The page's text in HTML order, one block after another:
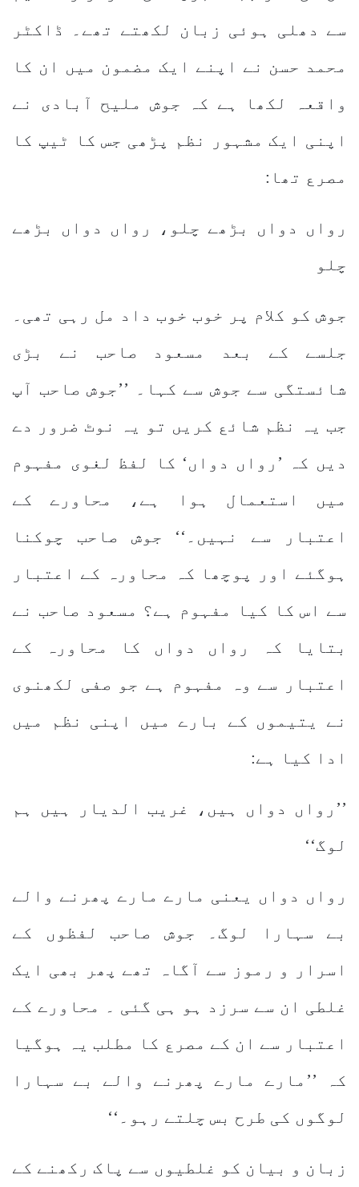
سے دھلی ہوئی زبان لکھتے تھے۔ ڈاکٹر
محمد حسن نے اپنے ایک مضمون میں ان کا
واقعہ لکھا ہے کہ جوش ملیح آبادی نے
اپنی ایک مشہور نظم پڑھی جس کا ٹیپ کا
مصرع تھا:
رواں دواں بڑھے چلو، رواں دواں بڑھے
چلو
جوش کو کلام پر خوب خوب داد مل رہی تھی۔
جلسے کے بعد مسعود صاحب نے بڑی
شائستگی سے جوش سے کہا۔ ’’جوش صاحب آپ
جب یہ نظم شائع کریں تو یہ نوٹ ضرور دے
دیں کہ ’رواں دواں‘ کا لفظ لغوی مفہوم
میں استعمال ہوا ہے، محاورے کے
اعتبار سے نہیں۔‘‘ جوش صاحب چوکنا
ہوگئے اور پوچھا کہ محاورہ کے اعتبار
سے اس کا کیا مفہوم ہے؟ مسعود صاحب نے
بتایا کہ رواں دواں کا محاورہ کے
اعتبار سے وہ مفہوم ہے جو صفی لکھنوی
نے یتیموں کے بارے میں اپنی نظم میں
ادا کیا ہے:
’’رواں دواں ہیں، غریب الدیار ہیں ہم
لوگ‘‘
رواں دواں یعنی مارے مارے پھرنے والے
بے سہارا لوگ۔ جوش صاحب لفظوں کے
اسرار و رموز سے آگاہ تھے پھر بھی ایک
غلطی ان سے سرزد ہو ہی گئی ۔ محاورے کے
اعتبار سے ان کے مصرع کا مطلب یہ ہوگیا
کہ ’’مارے مارے پھرنے والے بے سہارا
لوگوں کی طرح بس چلتے رہو۔‘‘
زبان و بیان کو غلطیوں سے پاک رکھنے کے